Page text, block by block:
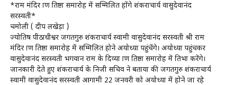
*राम मंदिर प्राण प्रतिष्ठा समारोह में सम्मिलित होंगे शंकराचार्य वासुदेवानंद
सरस्वती*
चमोली ( प्रदीप लखेड़ा )
ज्योतिष पीठाधीश्वर जगतगुरु शंकराचार्य स्वामी वासुदेवानंद सरस्वती श्री राम
मंदिर प्राण प्रतिष्ठा समारोह में सम्मिलित होने अयोध्या पहुंचेंगे। अयोध्या पहुंचकर
वासुदेवानंद सरस्वती भगवान राम के दिव्या प्राण प्रतिष्ठा समारोह में प्रतिभा करेंगे।
जानकारी देते हुए शंकराचार्य के निजी सचिव ने बताया की जगतगुरु शंकराचार्य
स्वामी वासुदेवानंद सरस्वती आगामी 22 जनवरी को अयोध्या में होने जा रहे